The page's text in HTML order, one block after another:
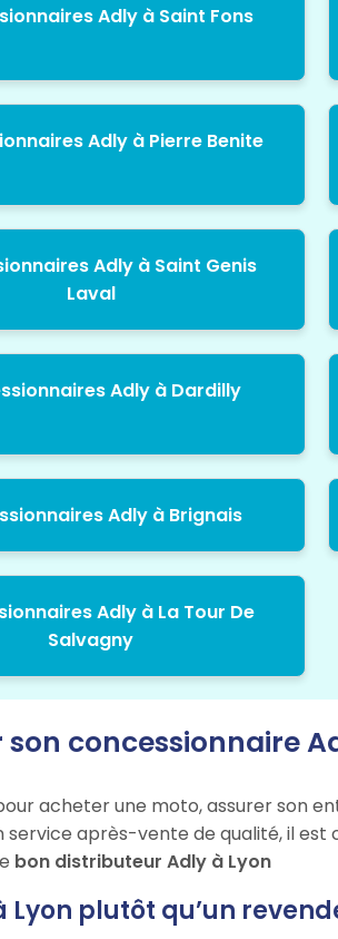
Adly à Saint Fons
Adly à Pierre Benite
Adly à Saint Genis
Laval
Adly à Dardilly
Adly à Brignais
Adly à La Tour De
Salvagny
concessionnaire
acheter une moto, assurer son
service après-vente de qualité, il est
bon distributeur Adly à Lyon
plutôt qu’un